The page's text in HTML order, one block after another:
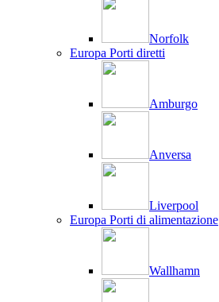
Norfolk
Europa Porti diretti
Amburgo
Anversa
Liverpool
Europa Porti di alimentazione
Wallhamn